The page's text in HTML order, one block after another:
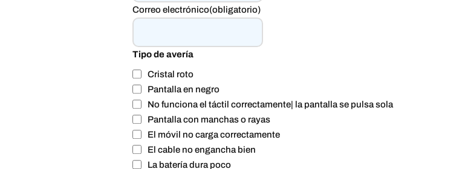
Correo electrónico(obligatorio)
Tipo de avería
Cristal roto
Pantalla en negro
No funciona el táctil correctamente| la pantalla se pulsa sola
Pantalla con manchas o rayas
El móvil no carga correctamente
El cable no engancha bien
La batería dura poco